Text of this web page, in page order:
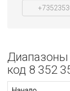
код 8 352